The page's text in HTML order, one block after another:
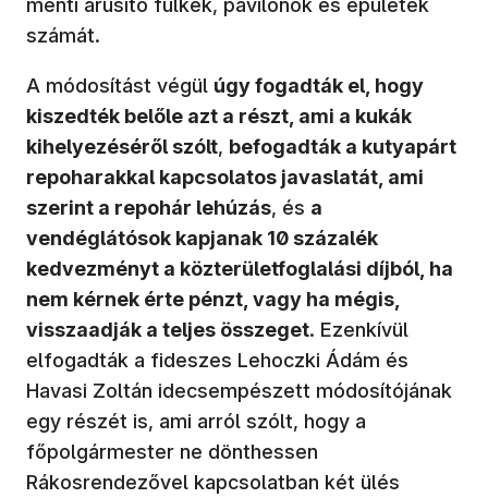
menti árusító fülkék, pavilonok és épületek
számát.
A módosítást végül úgy fogadták el, hogy
kiszedték belőle azt a részt, ami a kukák
kihelyezéséről szólt, befogadták a kutyapárt
repoharakkal kapcsolatos javaslatát, ami
szerint a repohár lehúzás, és a
vendéglátósok kapjanak 10 százalék
kedvezményt a közterületfoglalási díjból, ha
nem kérnek érte pénzt, vagy ha mégis,
visszaadják a teljes összeget. Ezenkívül
elfogadták a fideszes Lehoczki Ádám és
Havasi Zoltán idecsempészett módosítójának
egy részét is, ami arról szólt, hogy a
főpolgármester ne dönthessen
Rákosrendezővel kapcsolatban két ülés